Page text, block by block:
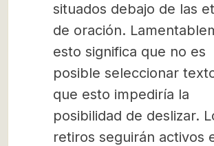
situados debajo de las
de oración.
esto significa que no es
posible seleccionar
que esto impediría la
posibilidad de deslizar.
retiros seguirán activos